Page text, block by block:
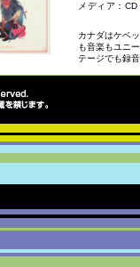
メディア：CD
カナダはケベ
も音楽もユニ
テージでも録